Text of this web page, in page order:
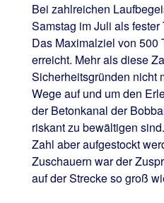
Bei zahlreichen
Samstag im Juli als fester
Das Maximalziel von 500
erreicht. Mehr als diese
Sicherheitsgründen nicht
Wege auf und um den
der Betonkanal der
riskant zu bewältigen
Zahl aber aufgestockt
Zuschauern war der
auf der Strecke so groß